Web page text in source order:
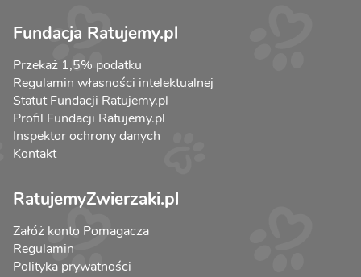
Fundacja Ratujemy.pl
Przekaż 1,5% podatku
Regulamin własności intelektualnej
Statut Fundacji Ratujemy.pl
Profil Fundacji Ratujemy.pl
Inspektor ochrony danych
Kontakt
RatujemyZwierzaki.pl
Załóż konto Pomagacza
Regulamin
Polityka prywatności